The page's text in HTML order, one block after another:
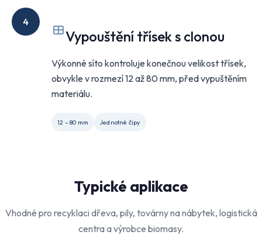
4
Vypouštění třísek s clonou
Výkonné síto kontroluje konečnou velikost třísek,
obvykle v rozmezí 12 až 80 mm, před vypuštěním
materiálu.
12 – 80 mm Jednotné čipy
Typické aplikace
Vhodné pro recyklaci dřeva, pily, továrny na nábytek, logistická
centra a výrobce biomasy.